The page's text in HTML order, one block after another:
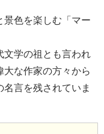
景色を楽しむ「マー
文学の祖とも言われ
大な作家の方々から
言を残されていま